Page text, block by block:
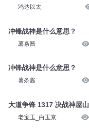
鸿达以太
冲锋战神是什么意思？
薯条酱
冲锋战神是什么意思？
薯条酱
大道争锋 1317 决战神屋山
老宝玉_白玉京